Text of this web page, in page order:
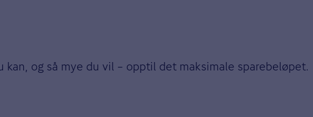
kan, og så mye du vil – opptil det maksimale sparebeløpet.